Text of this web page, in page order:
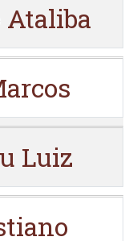
Ataliba
Luiz